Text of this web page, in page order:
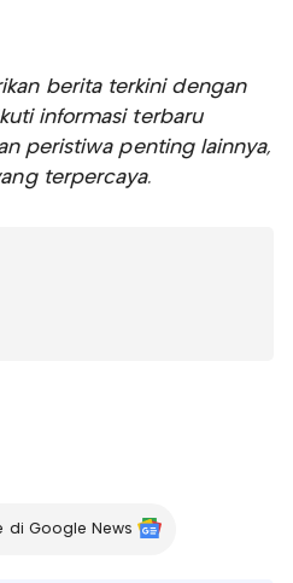
berita terkini dengan
informasi terbaru
peristiwa penting lainnya,
terpercaya.
di Google News